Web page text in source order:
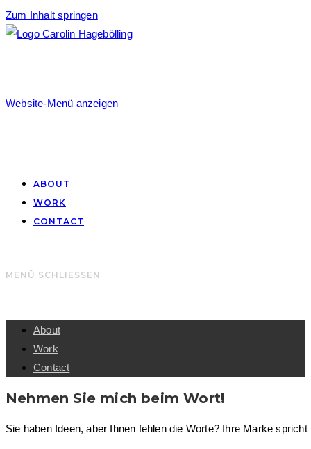
Zum Inhalt springen
Website-Menü anzeigen
ABOUT
WORK
CONTACT
MENÜ SCHLIESSEN
About
Work
Contact
Nehmen Sie mich beim Wort!
Sie haben Ideen, aber Ihnen fehlen die Worte? Ihre Marke